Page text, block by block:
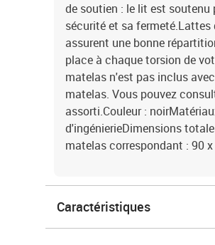
de soutien : le lit est soutenu
sécurité et sa
assurent une bonne
place à chaque torsion de
matelas n'est pas inclus
matelas. Vous pouvez
assorti.Couleur :
d'ingénierieDimensions
matelas correspondant : 90
Caractéristiques